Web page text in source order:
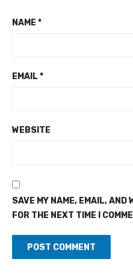
NAME *
EMAIL *
WEBSITE
SAVE MY NAME, EMAIL, AND
FOR THE NEXT TIME I